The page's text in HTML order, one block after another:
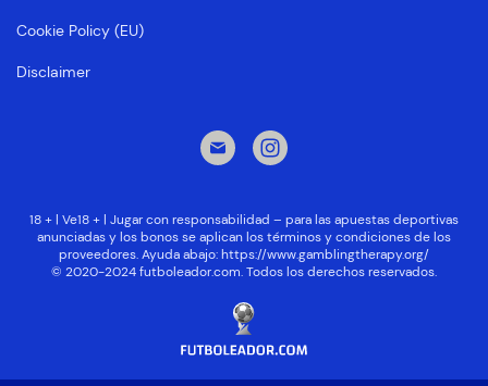
Cookie Policy (EU)
Disclaimer
18 + | Ve18 + | Jugar con responsabilidad – para las apuestas deportivas
anunciadas y los bonos se aplican los términos y condiciones de los
proveedores. Ayuda abajo:https://www.gamblingtherapy.org/
© 2020-2024 futboleador.com. Todos los derechos reservados.